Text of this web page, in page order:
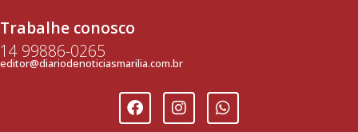
Trabalhe conosco
14 99886-0265
editor@diariodenoticiasmarilia.com.br